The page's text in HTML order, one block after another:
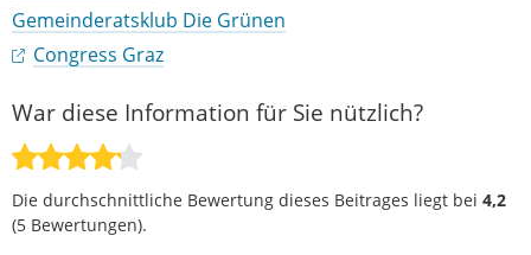
Gemeinderatsklub Die Grünen
Congress Graz
War diese Information für Sie nützlich?
Die durchschnittliche Bewertung dieses Beitrages liegt bei 4,2
(5 Bewertungen).